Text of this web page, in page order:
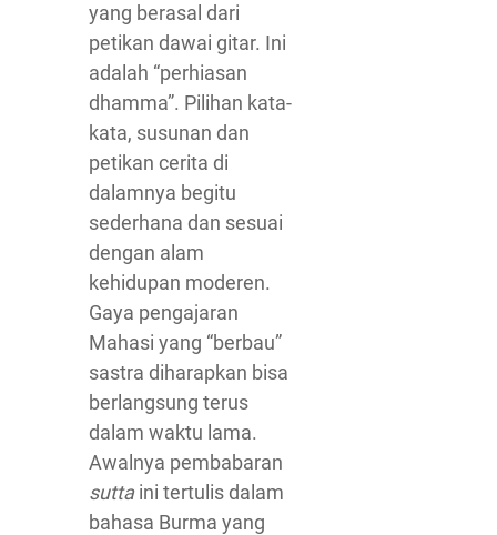
yang berasal dari
petikan dawai gitar. Ini
adalah “perhiasan
dhamma”. Pilihan kata-
kata, susunan dan
petikan cerita di
dalamnya begitu
sederhana dan sesuai
dengan alam
kehidupan moderen.
Gaya pengajaran
Mahasi yang “berbau”
sastra diharapkan bisa
berlangsung terus
dalam waktu lama.
Awalnya pembabaran
suttaini tertulis dalam
bahasa Burma yang